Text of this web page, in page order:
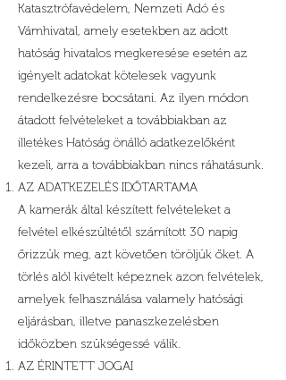
Katasztrófavédelem, Nemzeti Adó és
Vámhivatal, amely esetekben az adott
hatóság hivatalos megkeresése esetén az
igényelt adatokat kötelesek vagyunk
rendelkezésre bocsátani. Az ilyen módon
átadott felvételeket a továbbiakban az
illetékes Hatóság önálló adatkezelőként
kezeli, arra a továbbiakban nincs ráhatásunk.
AZ ADATKEZELÉS IDŐTARTAMA
A kamerák által készített felvételeket a
felvétel elkészültétől számított 30 napig
őrizzük meg, azt követően töröljük őket. A
törlés alól kivételt képeznek azon felvételek,
amelyek felhasználása valamely hatósági
eljárásban, illetve panaszkezelésben
időközben szükségessé válik.
AZ ÉRINTETT JOGAI